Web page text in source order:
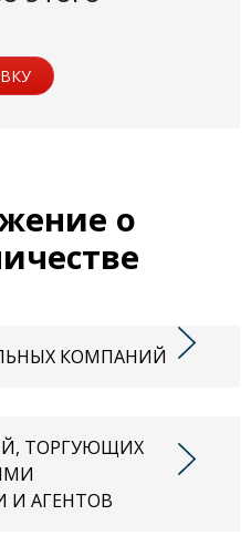
о
КОМПАНИЙ
ТОРГУЮЩИХ
И АГЕНТОВ